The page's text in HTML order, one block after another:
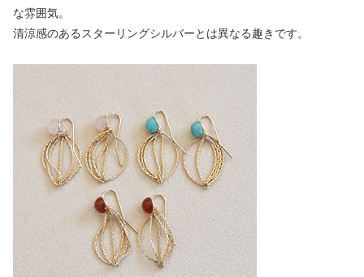
な雰囲気。
清涼感のあるスターリングシルバーとは異なる趣きです。